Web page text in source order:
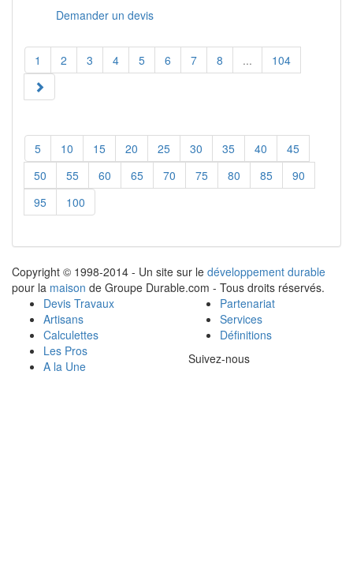
Demander un devis
1 2 3 4 5 6 7 8 ... 104
5 10 15 20 25 30 35 40
45
50
55 60 65 70 75 80 85
90
95
100
Copyright © 1998-2014 - Un site sur le développement durable
pour la maison de Groupe Durable.com - Tous droits réservés.
Devis Travaux
Artisans
Calculettes
Les Pros
A la Une
Partenariat
Services
Définitions
Suivez-nous